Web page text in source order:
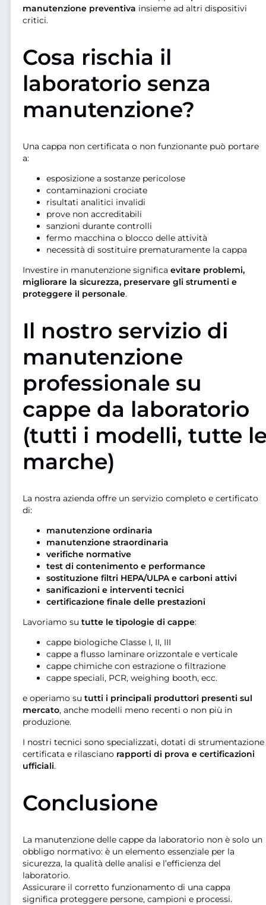
manutenzione preventiva insieme ad altri dispositivi
critici.
Cosa rischia il
laboratorio senza
manutenzione?
Una cappa non certificata o non funzionante può portare
a:
esposizione a sostanze pericolose
contaminazioni crociate
risultati analitici invalidi
prove non accreditabili
sanzioni durante controlli
fermo macchina o blocco delle attività
necessità di sostituire prematuramente la cappa
Investire in manutenzione significa evitare problemi,
migliorare la sicurezza, preservare gli strumenti e
proteggere il personale.
Il nostro servizio di
manutenzione
professionale su
cappe da laboratorio
(tutti i modelli, tutte
marche)
La nostra azienda offre un servizio completo e certificato
di:
manutenzione ordinaria
manutenzione straordinaria
verifiche normative
test di contenimento e performance
sostituzione filtri HEPA/ULPA e carboni attivi
sanificazioni e interventi tecnici
certificazione finale delle prestazioni
Lavoriamo su tutte le tipologie di cappe:
cappe biologiche Classe I, II, III
cappe a flusso laminare orizzontale e verticale
cappe chimiche con estrazione o filtrazione
cappe speciali, PCR, weighing booth, ecc.
e operiamo su tutti i principali produttori presenti sul
mercato, anche modelli meno recenti o non più in
produzione.
I nostri tecnici sono specializzati, dotati di strumentazione
certificata e rilasciano rapporti di prova e certificazioni
ufficiali.
Conclusione
La manutenzione delle cappe da laboratorio non è solo un
obbligo normativo: è un elemento essenziale per la
sicurezza, la qualità delle analisi e l’efficienza del
laboratorio.
Assicurare il corretto funzionamento di una cappa
significa proteggere persone, campioni e processi.